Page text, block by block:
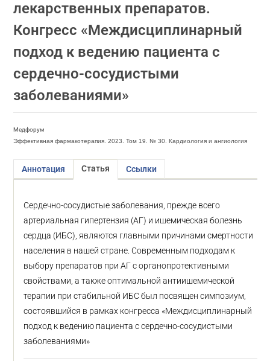
лекарственных препаратов.
Конгресс «Междисциплинарный
подход к ведению пациента с
сердечно-сосудистыми
заболеваниями»
Медфорум
Эффективная фармакотерапия. 2023. Том 19. № 30. Кардиология и ангиология
Аннотация Статья Ссылки
Сердечно-сосудистые заболевания, прежде всего
артериальная гипертензия (АГ) и ишемическая болезнь
сердца (ИБС), являются главными причинами смертности
населения в нашей стране. Современным подходам к
выбору препаратов при АГ с органопротективными
свойствами, а также оптимальной антиишемической
терапии при стабильной ИБС был посвящен симпозиум,
состоявшийся в рамках конгресса «Междисциплинарный
подход к ведению пациента с сердечно-сосудистыми
заболеваниями»